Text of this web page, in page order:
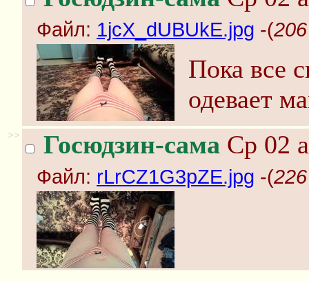
Файл: 1jcX_dUBUkE.jpg -(
Пока все
одевает
>> Госюдзин-сама Ср 02
Файл: rLrCZ1G3pZE.jpg -(